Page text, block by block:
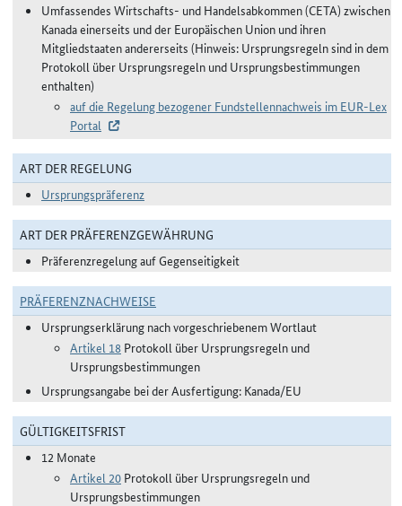
Umfassendes Wirtschafts- und Handelsabkommen (CETA) zwischen
Kanada einerseits und der Europäischen Union und ihren
Mitgliedstaaten andererseits (Hinweis: Ursprungsregeln sind in dem
Protokoll über Ursprungsregeln und Ursprungsbestimmungen
enthalten)
auf die Regelung bezogener Fundstellennachweis im EUR-Lex
Portal
ART DER REGELUNG
Ursprungspräferenz
ART DER PRÄFERENZGEWÄHRUNG
Präferenzregelung auf Gegenseitigkeit
PRÄFERENZNACHWEISE
Ursprungserklärung nach vorgeschriebenem Wortlaut
Artikel 18 Protokoll über Ursprungsregeln und
Ursprungsbestimmungen
Ursprungsangabe bei der Ausfertigung: Kanada/EU
GÜLTIGKEITSFRIST
12 Monate
Artikel 20 Protokoll über Ursprungsregeln und
Ursprungsbestimmungen